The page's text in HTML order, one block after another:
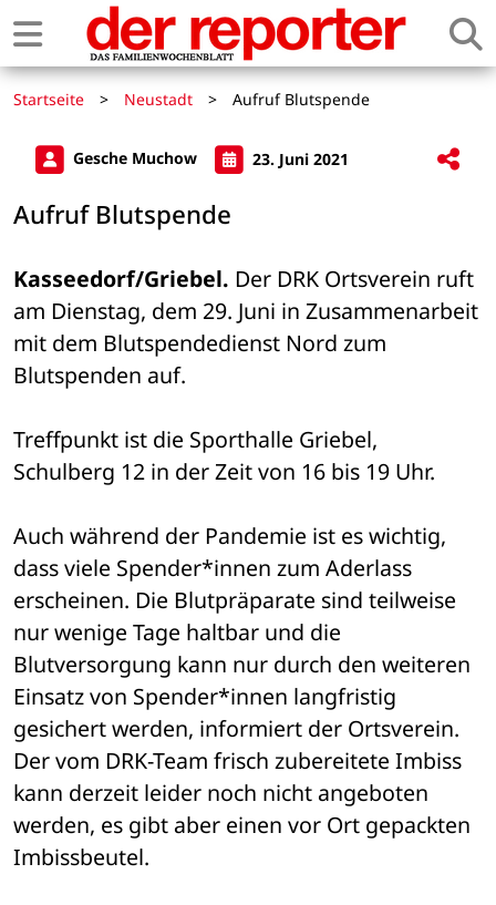
Startseite > Neustadt > Aufruf Blutspende
Gesche Muchow 23. Juni 2021
Aufruf Blutspende
Kasseedorf/Griebel. Der DRK Ortsverein ruft
am Dienstag, dem 29. Juni in Zusammenarbeit
mit dem Blutspendedienst Nord zum
Blutspenden auf.
Treffpunkt ist die Sporthalle Griebel,
Schulberg 12 in der Zeit von 16 bis 19 Uhr.
Auch während der Pandemie ist es wichtig,
dass viele Spender*innen zum Aderlass
erscheinen. Die Blutpräparate sind teilweise
nur wenige Tage haltbar und die
Blutversorgung kann nur durch den weiteren
Einsatz von Spender*innen langfristig
gesichert werden, informiert der Ortsverein.
Der vom DRK-Team frisch zubereitete Imbiss
kann derzeit leider noch nicht angeboten
werden, es gibt aber einen vor Ort gepackten
Imbissbeutel.